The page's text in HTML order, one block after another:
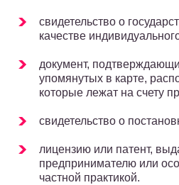
свидетельство о
качестве
документ,
упомянутых в карте,
которые лежат на счету
свидетельство о
лицензию или патент,
предпринимателю или
частной практикой.